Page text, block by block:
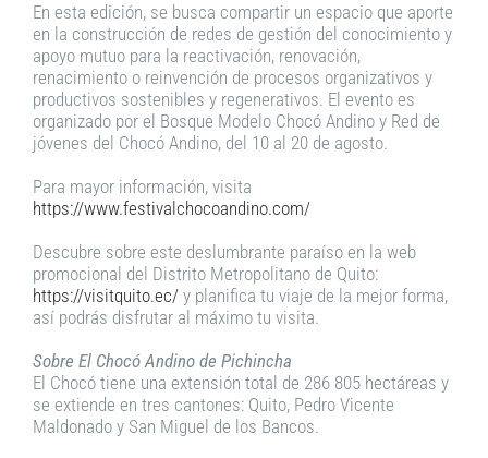
En esta edición, se busca compartir un espacio que aporte
en la construcción de redes de gestión del conocimiento y
apoyo mutuo para la reactivación, renovación,
renacimiento o reinvención de procesos organizativos y
productivos sostenibles y regenerativos. El evento es
organizado por el Bosque Modelo Chocó Andino y Red de
jóvenes del Chocó Andino, del 10 al 20 de agosto.
Para mayor información, visita
https://www.festivalchocoandino.com/
Descubre sobre este deslumbrante paraíso en la web
promocional del Distrito Metropolitano de Quito:
https://visitquito.ec/ y planifica tu viaje de la mejor forma,
así podrás disfrutar al máximo tu visita.
Sobre El Chocó Andino de Pichincha
El Chocó tiene una extensión total de 286 805 hectáreas y
se extiende en tres cantones: Quito, Pedro Vicente
Maldonado y San Miguel de los Bancos.